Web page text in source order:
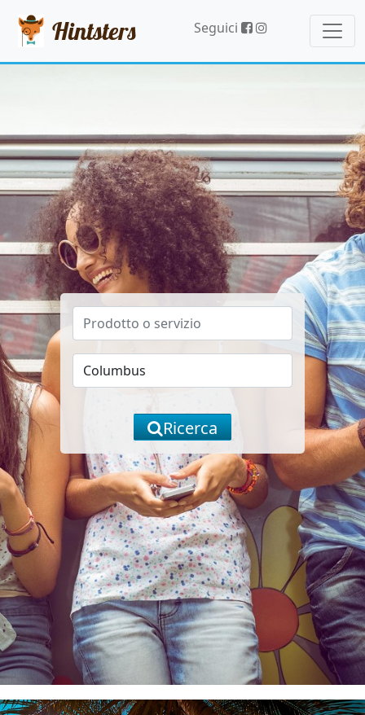
Hintsters Seguici
Ricerca